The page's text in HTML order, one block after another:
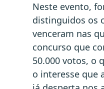
Neste evento,
distinguidos os
venceram nas
concurso que
50.000 votos, o
o interesse que